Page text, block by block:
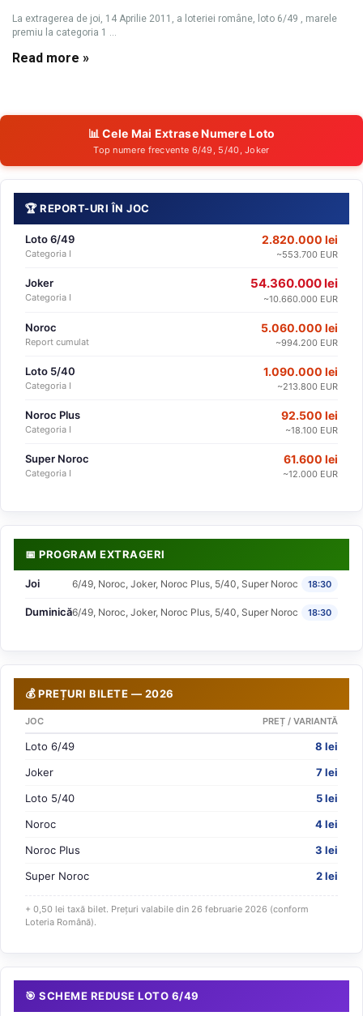
La extragerea de joi, 14 Aprilie 2011, a loteriei române, loto 6/49 , marele
premiu la categoria 1 ...
Read more »
📊 Cele Mai Extrase Numere Loto
Top numere frecvente 6/49, 5/40, Joker
🏆 REPORT-URI ÎN JOC
Loto 6/49
Categoria I
2.820.000 lei
~553.700 EUR
Joker
Categoria I
54.360.000 lei
~10.660.000 EUR
Noroc
Report cumulat
5.060.000 lei
~994.200 EUR
Loto 5/40
Categoria I
1.090.000 lei
~213.800 EUR
Noroc Plus
Categoria I
92.500 lei
~18.100 EUR
Super Noroc
Categoria I
61.600 lei
~12.000 EUR
📅 PROGRAM EXTRAGERI
Joi 6/49, Noroc, Joker, Noroc Plus, 5/40, Super Noroc 18:30
Duminică6/49, Noroc, Joker, Noroc Plus, 5/40, Super Noroc 18:30
💰 PREȚURI BILETE — 2026
JOC PREȚ / VARIANTĂ
Loto 6/49
8 lei
Joker
7 lei
Loto 5/40
5 lei
Noroc
4 lei
Noroc Plus
3 lei
Super Noroc
2 lei
+ 0,50 lei taxă bilet. Prețuri valabile din 26 februarie 2026 (conform
Loteria Română).
🎯 SCHEME REDUSE LOTO 6/49